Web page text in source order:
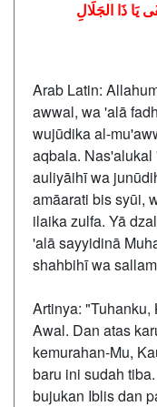
يَا ذَا الجَلَالِ
Arab Latin:
awwal, wa 'alā
wujūdika al-
aqbala.
auliyāihī wa
amāarati bis syūi,
ilaika zulfa. Yā
'alā sayyidinā
shahbihī wa sallam
Artinya: "Tuhanku,
Awal. Dan atas
kemurahan-Mu,
baru ini sudah
bujukan Iblis dan